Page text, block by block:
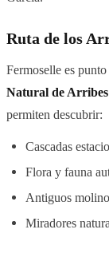
Ruta de los
Fermoselle es
Natural de
permiten descubrir:
Cascadas
Flora y fauna
Antiguos
Miradores